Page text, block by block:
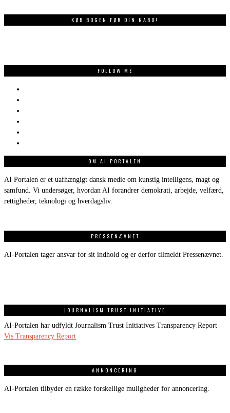
KØB BOGEN FØR DIN NABO!
FOLLOW ME
OM AI PORTALEN
AI Portalen er et uafhængigt dansk medie om kunstig intelligens, magt og
samfund. Vi undersøger, hvordan AI forandrer demokrati, arbejde, velfærd,
rettigheder, teknologi og hverdagsliv.
PRESSENÆVNET
AI-Portalen tager ansvar for sit indhold og er derfor tilmeldt Pressenævnet.
JOURNALISM TRUST INITIATIVE
AI-Portalen har udfyldt Journalism Trust Initiatives Transparency Report
Vis Transparency Report
ANNONCERING
AI-Portalen tilbyder en række forskellige muligheder for annoncering.